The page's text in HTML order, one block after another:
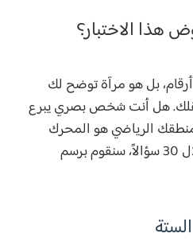
هذا الاختبار؟
بل هو مرآة توضح لك
هل أنت شخص بصري يبرع
منطقك الرياضي هو المحرك
الأساسي لتفكيرك؟ من خلال 30 سؤالاً، سنقوم برسم